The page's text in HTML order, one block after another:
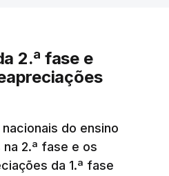
2.ª fase e
do ensino
2.ª fase e os
da 1.ª fase